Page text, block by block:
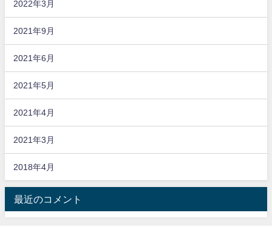
2022年3月
2021年9月
2021年6月
2021年5月
2021年4月
2021年3月
2018年4月
最近のコメント